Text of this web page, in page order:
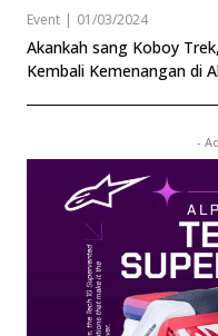
Event | 01/03/2024
Akankah sang Koboy
Kembali Kemenangan di
-